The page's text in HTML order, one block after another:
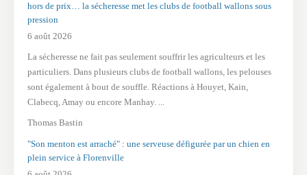
hors de prix… la sécheresse met les clubs de football wallons sous
pression
6 août 2026
La sécheresse ne fait pas seulement souffrir les agriculteurs et les
particuliers. Dans plusieurs clubs de football wallons, les pelouses
sont également à bout de souffle. Réactions à Houyet, Kain,
Clabecq, Amay ou encore Manhay. ...
Thomas Bastin
"Son menton est arraché" : une serveuse défigurée par un chien en
plein service à Florenville